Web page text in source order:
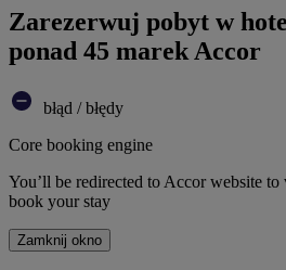
Zarezerwuj pobyt w
ponad 45 marek Accor
błąd / błędy
Core booking engine
You’ll be redirected to Accor website
book your stay
Zamknij okno